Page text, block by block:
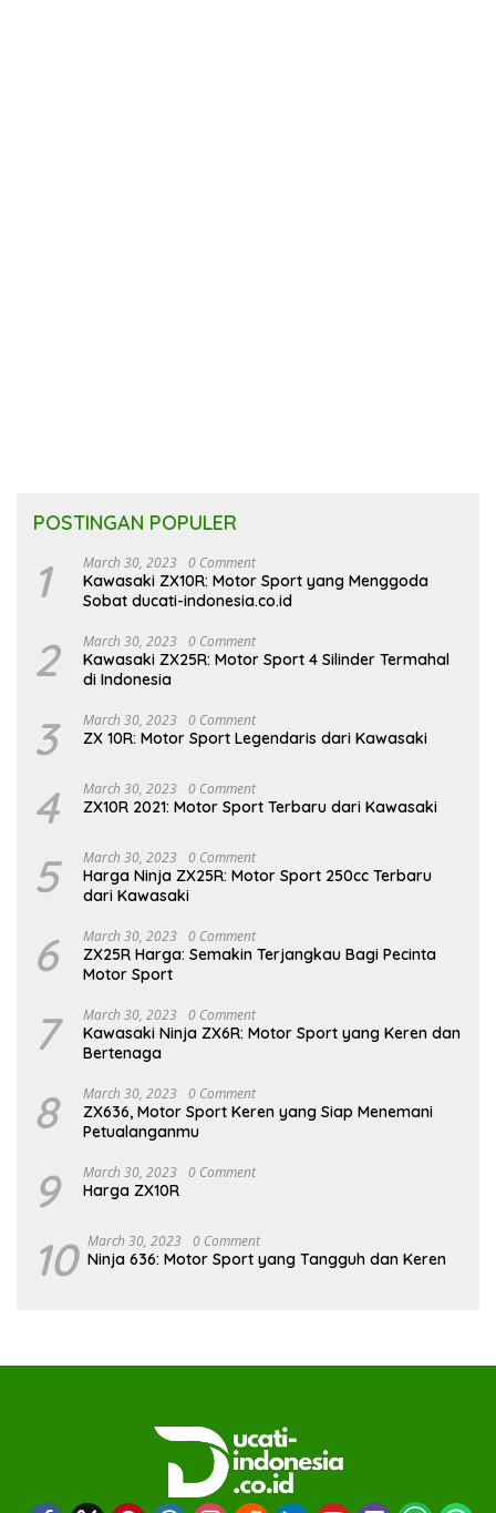
POSTINGAN POPULER
1 March 30, 2023 0 Comment
Kawasaki ZX10R: Motor Sport yang Menggoda
Sobat ducati-indonesia.co.id
2 March 30, 2023 0 Comment
Kawasaki ZX25R: Motor Sport 4 Silinder Termahal
di Indonesia
3 March 30, 2023 0 Comment
ZX 10R: Motor Sport Legendaris dari Kawasaki
4 March 30, 2023 0 Comment
ZX10R 2021: Motor Sport Terbaru dari Kawasaki
5 March 30, 2023 0 Comment
Harga Ninja ZX25R: Motor Sport 250cc Terbaru
dari Kawasaki
6 March 30, 2023 0 Comment
ZX25R Harga: Semakin Terjangkau Bagi Pecinta
Motor Sport
7 March 30, 2023 0 Comment
Kawasaki Ninja ZX6R: Motor Sport yang Keren dan
Bertenaga
8 March 30, 2023 0 Comment
ZX636, Motor Sport Keren yang Siap Menemani
Petualanganmu
9 March 30, 2023 0 Comment
Harga ZX10R
10 March 30, 2023 0 Comment
Ninja 636: Motor Sport yang Tangguh dan Keren